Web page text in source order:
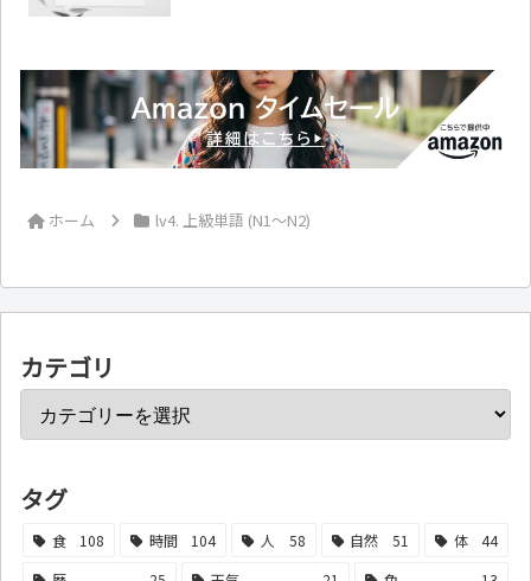
ホーム lv4. 上級単語 (N1～N2)
カテゴリ
タグ
食 108 時間 104 人 58 自然 51 体
44